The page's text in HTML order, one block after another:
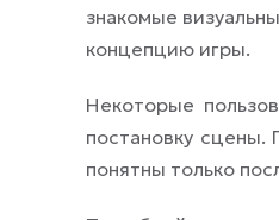
знакомые
концепцию игры.
Некоторые
постановку
понятны только